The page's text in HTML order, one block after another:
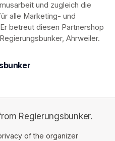
und zugleich die
alle Marketing- und
betreut diesen Partnershop
Ahrweiler.
Regierungsbunker.
in a new tab)of the organizer